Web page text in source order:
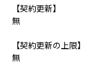
【契約更新】
無
【契約更新の上限】
無